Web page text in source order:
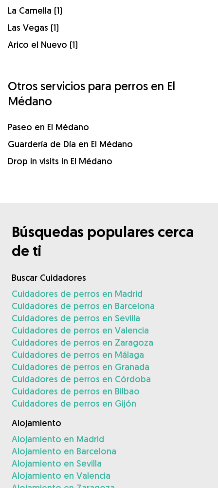
La Camella (1)
Las Vegas (1)
Arico el Nuevo (1)
Otros servicios para perros en El
Médano
Paseo en El Médano
Guardería de Día en El Médano
Drop in visits in El Médano
Búsquedas populares cerca
de ti
Buscar Cuidadores
Cuidadores de perros en Madrid
Cuidadores de perros en Barcelona
Cuidadores de perros en Sevilla
Cuidadores de perros en Valencia
Cuidadores de perros en Zaragoza
Cuidadores de perros en Málaga
Cuidadores de perros en Granada
Cuidadores de perros en Córdoba
Cuidadores de perros en Bilbao
Cuidadores de perros en Gijón
Alojamiento
Alojamiento en Madrid
Alojamiento en Barcelona
Alojamiento en Sevilla
Alojamiento en Valencia